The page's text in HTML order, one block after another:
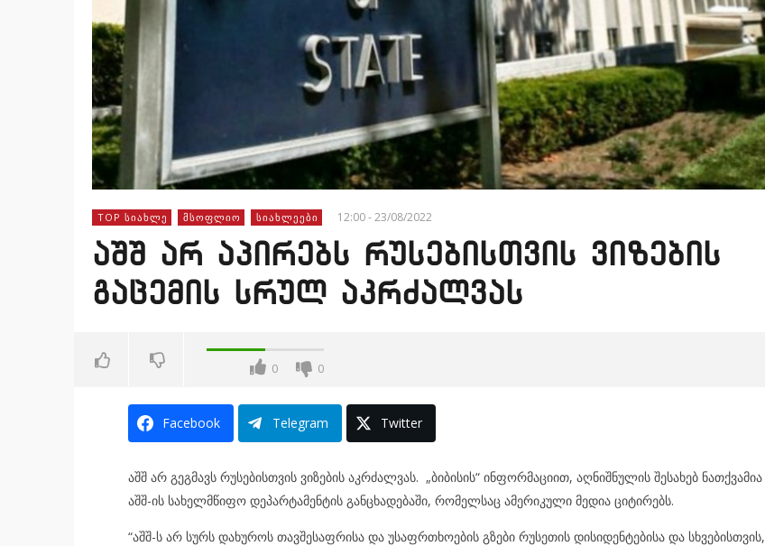
TOP ᲡᲘᲐᲮᲚᲔ ᲛᲡᲝᲤᲚᲘᲝ ᲡᲘᲐᲮᲚᲔᲔᲑᲘ 12:00 - 23/08/2022
აშშ არ აპირებს რუსებისთვის ვიზების
გაცემის სრულ აკრძალვას
0 0
Facebook Telegram Twitter
აშშ არ გეგმავს რუსებისთვის ვიზების აკრძალვას. „ბიბისის“ ინფორმაციით, აღნიშნულის შესახებ ნათქვამია
აშშ-ის სახელმწიფო დეპარტამენტის განცხადებაში, რომელსაც ამერიკული მედია ციტირებს.
“აშშ-ს არ სურს დახუროს თავშესაფრისა და უსაფრთხოების გზები რუსეთის დისიდენტებისა და სხვებისთვის,